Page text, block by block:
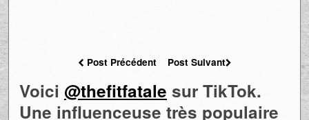
Post Précédent Post Suivant
Voici @thefitfatale sur TikTok.
Une influenceuse très populaire